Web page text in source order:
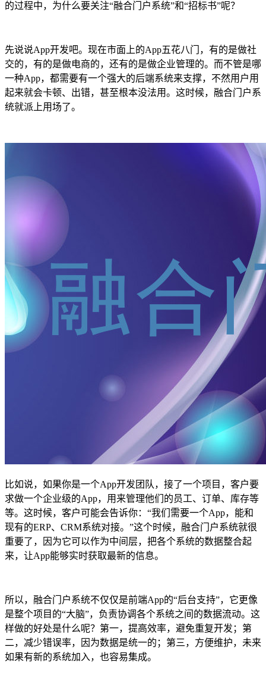
的过程中，为什么要关注“融合门户系统”和“招标书”呢？
先说说App开发吧。现在市面上的App五花八门，有的是做社
交的，有的是做电商的，还有的是做企业管理的。而不管是哪
一种App，都需要有一个强大的后端系统来支撑，不然用户用
起来就会卡顿、出错，甚至根本没法用。这时候，融合门户系
统就派上用场了。
比如说，如果你是一个App开发团队，接了一个项目，客户要
求做一个企业级的App，用来管理他们的员工、订单、库存等
等。这时候，客户可能会告诉你：“我们需要一个App，能和
现有的ERP、CRM系统对接。”这个时候，融合门户系统就很
重要了，因为它可以作为中间层，把各个系统的数据整合起
来，让App能够实时获取最新的信息。
所以，融合门户系统不仅仅是前端App的“后台支持”，它更像
是整个项目的“大脑”，负责协调各个系统之间的数据流动。这
样做的好处是什么呢？第一，提高效率，避免重复开发；第
二，减少错误率，因为数据是统一的；第三，方便维护，未来
如果有新的系统加入，也容易集成。